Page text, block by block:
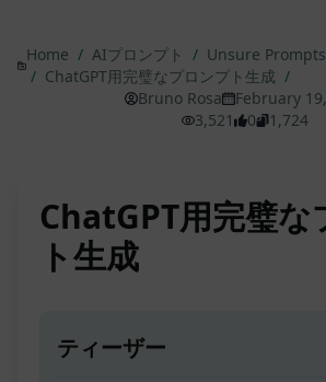
Home / AIプロンプト / Unsure Prompts
/ ChatGPT用完璧なプロンプト生成 /
Bruno Rosa
February
3,521
0 1,724
ChatGPT用完璧な
ト生成
ティーザー